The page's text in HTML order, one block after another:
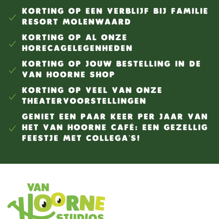
KORTING OP EEN VERBLIJF BIJ FAMILIE
RESORT MOLENWAARD
KORTING OP AL ONZE
HORECAGELEGENHEDEN
KORTING OP JOUW BESTELLING IN DE
VAN HOORNE SHOP
KORTING OP VEEL VAN ONZE
THEATERVOORSTELLINGEN
GENIET EEN PAAR KEER PER JAAR VAN
HET VAN HOORNE CAFÉ: EEN GEZELLIG
FEESTJE MET COLLEGA'S!